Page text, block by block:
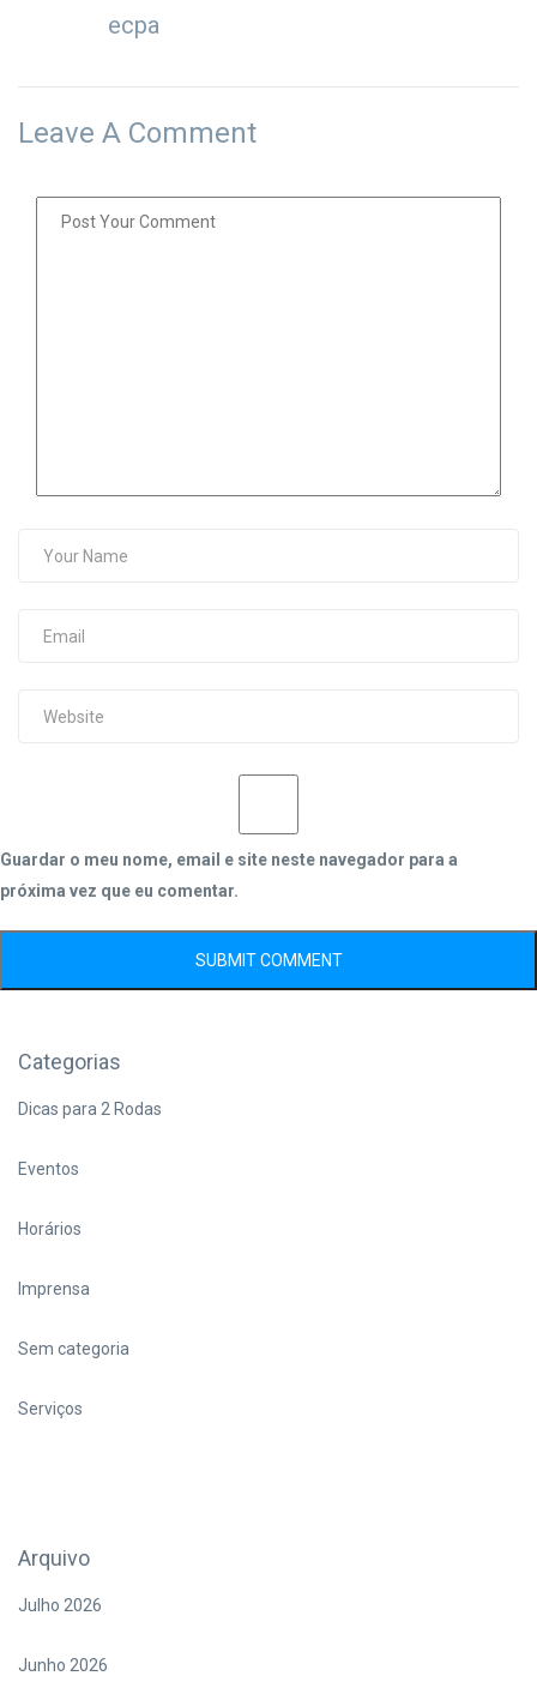
ecpa
Leave A Comment
Guardar o meu nome, email e site neste navegador para a
próxima vez que eu comentar.
Categorias
Dicas para 2 Rodas
Eventos
Horários
Imprensa
Sem categoria
Serviços
Arquivo
Julho 2026
Junho 2026